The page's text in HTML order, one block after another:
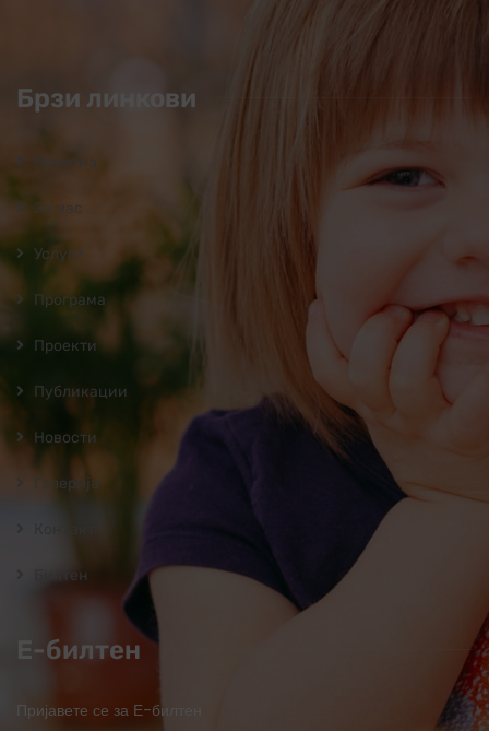
Брзи линкови
Почетна
За нас
Услуги
Програмa
Проекти
Публикации
Новости
Галерија
Билтен
Е-билтен
Пријавете се за Е-билтен